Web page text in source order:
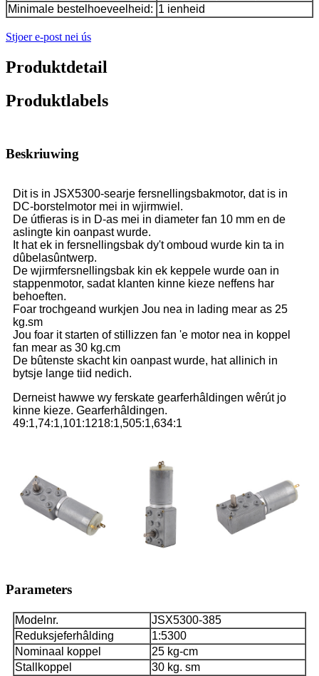
Minimale bestelhoeveelheid: 1 ienheid
Stjoer e-post nei ús
Produktdetail
Produktlabels
Beskriuwing
Dit is in JSX5300-searje fersnellingsbakmotor, dat is in
DC-borstelmotor mei in wjirmwiel.
De útfieras is in D-as mei in diameter fan 10 mm en de
aslingte kin oanpast wurde.
It hat ek in fersnellingsbak dy't omboud wurde kin ta in
dûbelasûntwerp.
De wjirmfersnellingsbak kin ek keppele wurde oan in
stappenmotor, sadat klanten kinne kieze neffens har
behoeften.
Foar trochgeand wurkjen Jou nea in lading mear as 25
kg.sm
Jou foar it starten of stillizzen fan 'e motor nea in koppel
fan mear as 30 kg.cm
De bûtenste skacht kin oanpast wurde, hat allinich in
bytsje lange tiid nedich.
Derneist hawwe wy ferskate gearferhâldingen wêrút jo
kinne kieze. Gearferhâldingen.
49:1,74:1,101:1218:1,505:1,634:1
Parameters
Modelnr.
JSX5300-385
Reduksjeferhâlding
1:5300
Nominaal koppel
25 kg-cm
Stallkoppel
30 kg. sm